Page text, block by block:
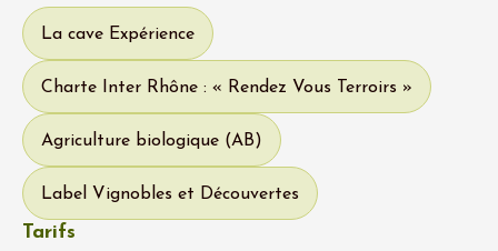
La cave Expérience
Charte Inter Rhône : « Rendez Vous Terroirs »
Agriculture biologique (AB)
Label Vignobles et Découvertes
Tarifs